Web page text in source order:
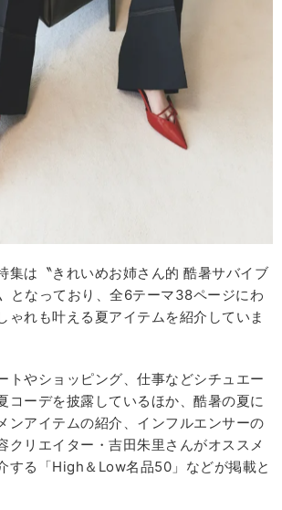
集は〝きれいめお姉さん的 酷暑サバイブ
となっており、全6テーマ38ページにわ
ゃれも叶える夏アイテムを紹介していま
トやショッピング、仕事などシチュエー
コーデを披露しているほか、酷暑の夏に
ンアイテムの紹介、インフルエンサーの
クリエイター・吉田朱里さんがオススメ
する「High＆Low名品50」などが掲載と